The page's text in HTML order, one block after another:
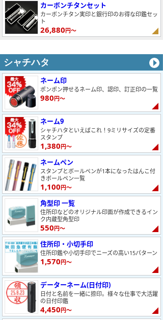
カーボンチタンセット
カーボンチタン実印と銀行印のお得な印鑑セッ
ト
26,880円～
シャチハタ
ネーム印
ポンポン押せるネーム印、認印、訂正印の一覧
980円～
ネーム9
シャチハタといえばこれ！9ミリサイズの定番
スタンプ
1,380円～
ネームペン
スタンプとボールペンが1本になったはんこ付
きボールペン一覧
1,100円～
角型印 一覧
住所印などのオリジナル印面が作成できるイン
ク内蔵型角型印
550円～
住所印・小切手印
住所印鑑や小切手印でニーズの高い15パターン
1,570円～
データーネーム(日付印)
日付と名前を一緒に捺印。様々な仕事で大活躍
の日付印鑑
4,450円～